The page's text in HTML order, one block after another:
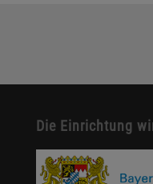
Die Einrichtung